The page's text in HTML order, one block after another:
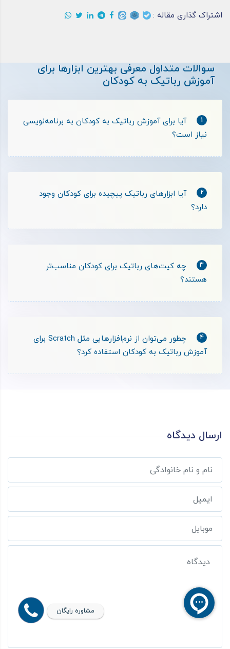
اشتراک گذاری مقاله :
سوالات متداول معرفی بهترین ابزارها برای
آموزش رباتیک به کودکان
1
آیا برای آموزش رباتیک به کودکان به برنامه‌نویسی
نیاز است؟
2
آیا ابزارهای رباتیک پیچیده برای کودکان وجود
دارد؟
3
چه کیت‌های رباتیک برای کودکان مناسب‌تر
هستند؟
4
چطور می‌توان از نرم‌افزارهایی مثل Scratch برای
آموزش رباتیک به کودکان استفاده کرد؟
ارسال دیدگاه
مشاوره رایگان